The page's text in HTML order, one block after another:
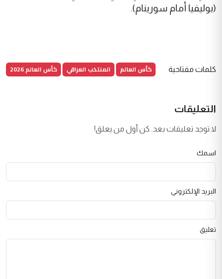
(بوليفيا أمام سورينام).
كلمات مفتاحية كأس العالم المنتخب العراقي كأس العالم 2026
التعليقات
لا توجد تعليقات بعد. كن أول من يعلق!
اسمك
البريد الإلكتروني
تعليق